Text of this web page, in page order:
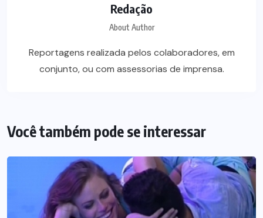
Redação
About Author
Reportagens realizada pelos colaboradores, em
conjunto, ou com assessorias de imprensa.
Você também pode se interessar